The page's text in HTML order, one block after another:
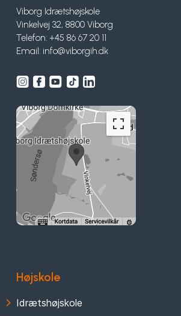
Viborg Idrætshøjskole
Vinkelvej 32, 8800 Viborg
Telefon: +45 86 67 20 11
Email: info@viborgih.dk
Højskole
Idrætshøjskole